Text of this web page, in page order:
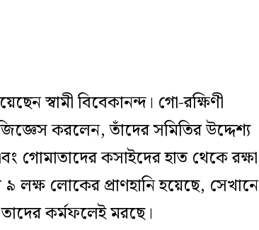
স্বামী বিবেকানন্দ। গো-রক্ষিণী
করলেন, তাঁদের সমিতির উদ্দেশ্য
গোমাতাদের কসাইদের হাত থেকে রক্ষা
৯ লক্ষ লোকের প্রাণহানি হয়েছে, সেখানে
কর্মফলেই মরছে।